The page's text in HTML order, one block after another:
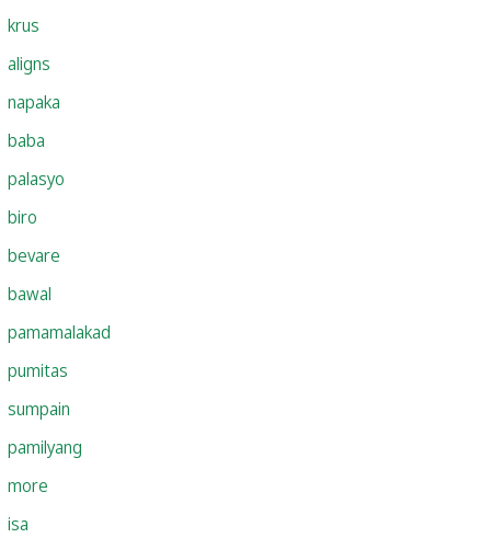
krus
aligns
napaka
baba
palasyo
biro
bevare
bawal
pamamalakad
pumitas
sumpain
pamilyang
more
isa